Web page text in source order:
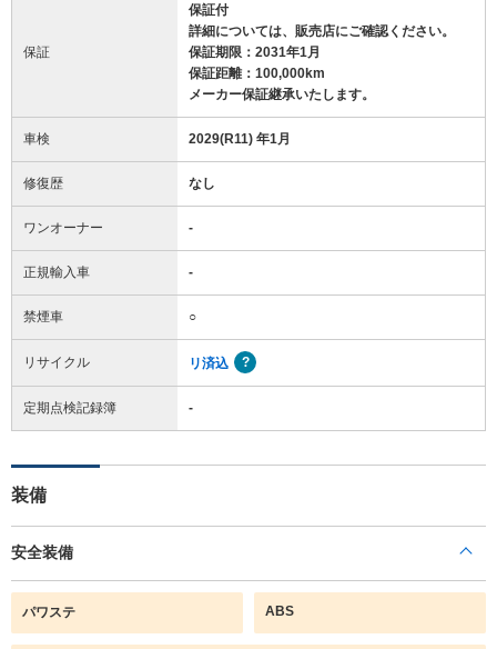
保証
保証付
詳細については、販売店にご確認ください。
保証期限：2031年1月
保証距離：100,000km
メーカー保証継承いたします。
車検 2029(R11) 年1月
修復歴 なし
ワンオーナー -
正規輸入車 -
禁煙車 ○
リサイクル リ済込
定期点検記録簿 -
装備
安全装備
パワステ ABS